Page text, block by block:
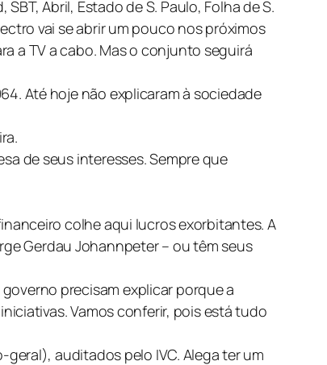
Abril, Estado de S. Paulo, Folha de S.
vai se abrir um pouco nos próximos
a TV a cabo. Mas o conjunto seguirá
Até hoje não explicaram à sociedade
de seus interesses. Sempre que
colhe aqui lucros exorbitantes. A
Gerdau Johannpeter – ou têm seus
precisam explicar porque a
Vamos conferir, pois está tudo
auditados pelo IVC. Alega ter um